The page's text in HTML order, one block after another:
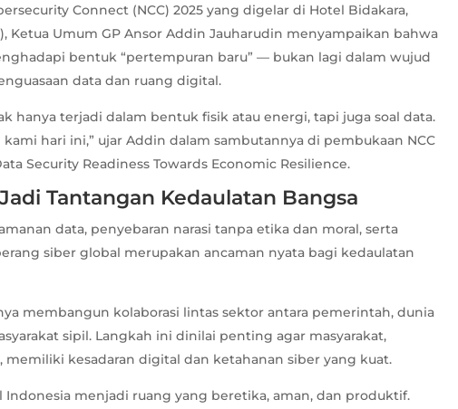
Connect (NCC) 2025 yang digelar di Hotel Bidakara,
Ketua Umum GP Ansor Addin Jauharudin menyampaikan bahwa
bentuk “pertempuran baru” — bukan lagi dalam wujud
data dan ruang digital.
hanya terjadi dalam bentuk fisik atau energi, tapi juga soal data.
hari ini,” ujar Addin dalam sambutannya di pembukaan NCC
Security Readiness Towards Economic Resilience.
Tantangan Kedaulatan Bangsa
data, penyebaran narasi tanpa etika dan moral, serta
siber global merupakan ancaman nyata bagi kedaulatan
membangun kolaborasi lintas sektor antara pemerintah, dunia
sipil. Langkah ini dinilai penting agar masyarakat,
memiliki kesadaran digital dan ketahanan siber yang kuat.
menjadi ruang yang beretika, aman, dan produktif.